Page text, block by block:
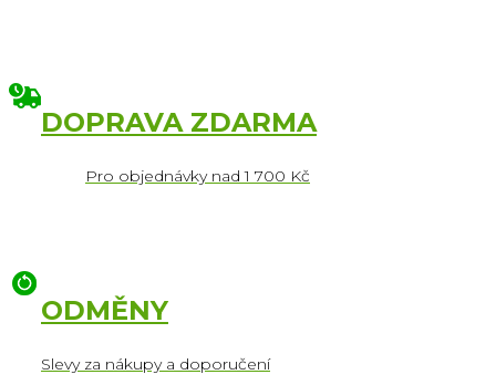
DOPRAVA ZDARMA
Pro objednávky nad 1 700 Kč
ODMĚNY
Slevy za nákupy a doporučení